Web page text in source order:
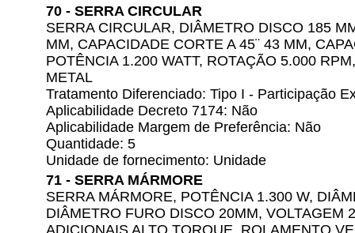
70 - SERRA CIRCULAR
SERRA CIRCULAR, DIÂMETRO DISCO 185
MM, CAPACIDADE CORTE A 45¨ 43 MM,
POTÊNCIA 1.200 WATT, ROTAÇÃO 5.000
METAL
Tratamento Diferenciado: Tipo I - Participação
Aplicabilidade Decreto 7174: Não
Aplicabilidade Margem de Preferência: Não
Quantidade: 5
Unidade de fornecimento: Unidade
71 - SERRA MÁRMORE
SERRA MÁRMORE, POTÊNCIA 1.300 W,
DIÂMETRO FURO DISCO 20MM, VOLTAGEM
ADICIONAIS ALTO TORQUE, ROLAMENTO